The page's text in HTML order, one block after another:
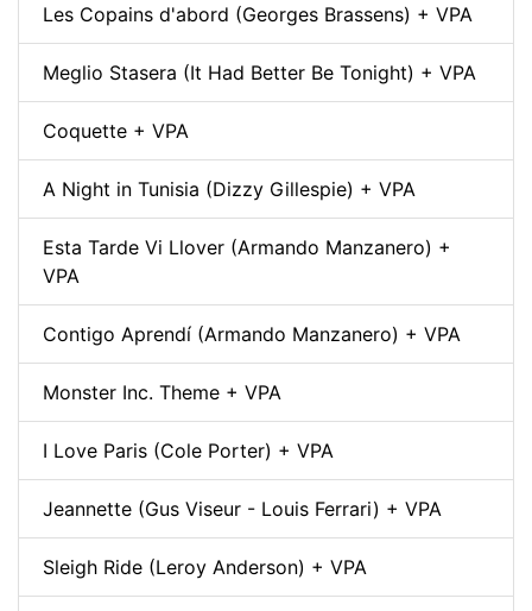
Les Copains d'abord (Georges Brassens) + VPA
Meglio Stasera (It Had Better Be Tonight) + VPA
Coquette + VPA
A Night in Tunisia (Dizzy Gillespie) + VPA
Esta Tarde Vi Llover (Armando Manzanero) +
VPA
Contigo Aprendí (Armando Manzanero) + VPA
Monster Inc. Theme + VPA
I Love Paris (Cole Porter) + VPA
Jeannette (Gus Viseur - Louis Ferrari) + VPA
Sleigh Ride (Leroy Anderson) + VPA